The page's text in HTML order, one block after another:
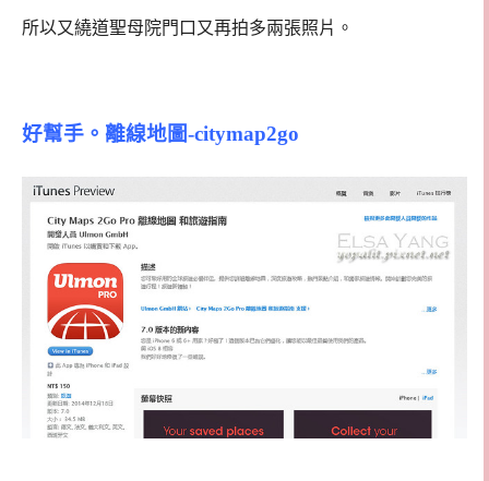
所以又繞道聖母院門口又再拍多兩張照片。
好幫手。離線地圖-citymap2go